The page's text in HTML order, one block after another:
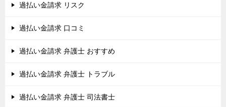
過払い金請求 リスク
過払い金請求 口コミ
過払い金請求 弁護士 おすすめ
過払い金請求 弁護士 トラブル
過払い金請求 弁護士 司法書士